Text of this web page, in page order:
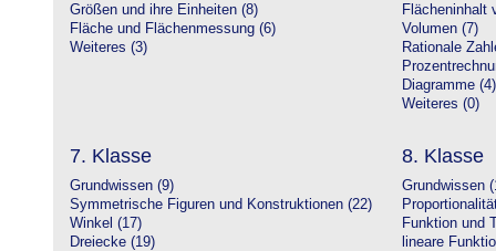
Größen und ihre Einheiten (8)
Fläche und Flächenmessung (6)
Weiteres (3)
Flächeninhalt
Volumen (7)
Rationale
Diagramme (4)
Weiteres (0)
7. Klasse
Grundwissen (9)
Symmetrische Figuren und Konstruktionen (22)
Winkel (17)
Dreiecke (19)
8. Klasse
Grundwissen
Funktion und
lineare